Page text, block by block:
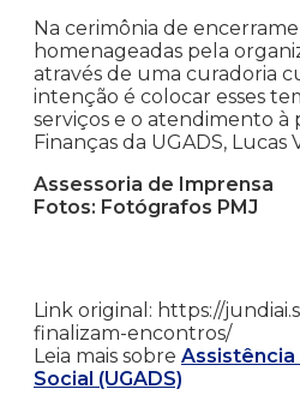
Na cerimônia de
homenageadas pela
através de uma curadoria
intenção é colocar esses
serviços e o atendimento
Finanças da UGADS, Lucas
Assessoria de Imprensa
Fotos: Fotógrafos PMJ
Link original: https://
finalizam-encontros/
Leia mais sobre
Social (UGADS)